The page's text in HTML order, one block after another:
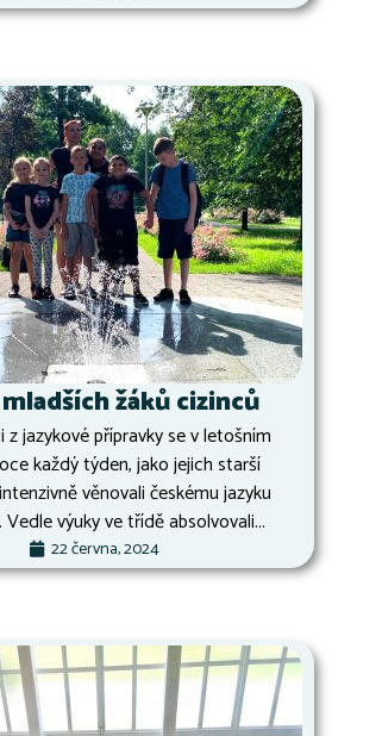
žáků cizinců
z jazykové přípravky se v letošním
každý týden, jako jejich starší
věnovali českému jazyku
výuky ve třídě absolvovali...
22 června, 2024